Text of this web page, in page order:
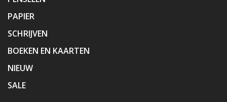
PAPIER
SCHRIJVEN
BOEKEN EN KAARTEN
NIEUW
SALE